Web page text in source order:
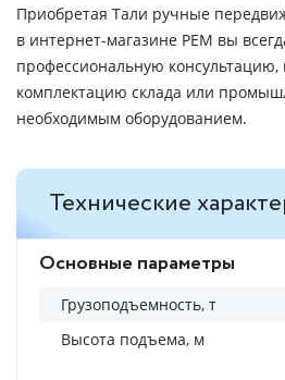
Приобретая Тали ручные
в интернет-магазине РЕМ вы
профессиональную консультацию,
комплектацию склада или
необходимым оборудованием.
Технические
Основные параметры
Грузоподъемность, т
Высота подъема, м